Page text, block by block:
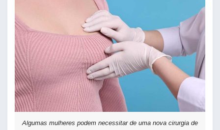
Algumas mulheres podem necessitar de uma nova cirurgia de